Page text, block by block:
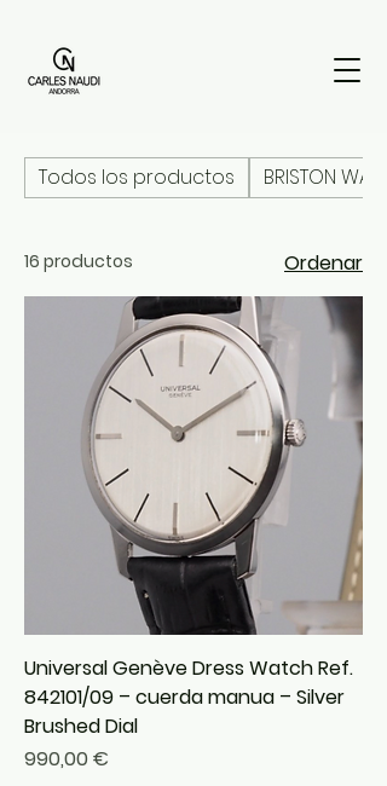
Todos los productos BRISTON
16 productos Ordenar
Universal Genève Dress Watch Ref.
842101/09 – cuerda manua – Silver
Brushed Dial
Precio
990,00 €